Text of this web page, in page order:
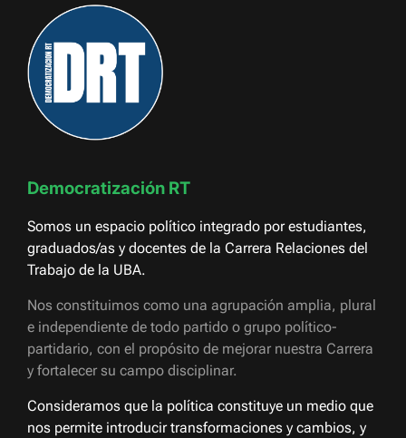
Democratización RT
Somos un espacio político integrado por estudiantes,
graduados/as y docentes de la Carrera Relaciones del
Trabajo de la UBA.
Nos constituimos como una agrupación amplia, plural
e independiente de todo partido o grupo político-
partidario, con el propósito de mejorar nuestra Carrera
y fortalecer su campo disciplinar.
Consideramos que la política constituye un medio que
nos permite introducir transformaciones y cambios, y